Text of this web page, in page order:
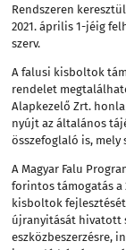
Rendszeren
2021. április 1-jéig
szerv.
A falusi kisboltok
rendelet
Alapkezelő Zrt.
nyújt az általános
összefoglaló is,
A Magyar Falu
forintos támogatás a
kisboltok
újranyitását hivatott
eszközbeszerzésre,